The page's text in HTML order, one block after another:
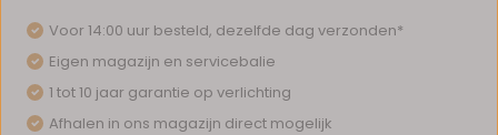
Voor 14:00 uur besteld, dezelfde dag verzonden*
Eigen magazijn en servicebalie
1 tot 10 jaar garantie op verlichting
Afhalen in ons magazijn direct mogelijk